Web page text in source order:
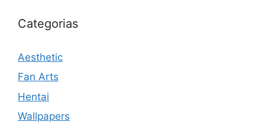
Categorias
Aesthetic
Fan Arts
Hentai
Wallpapers